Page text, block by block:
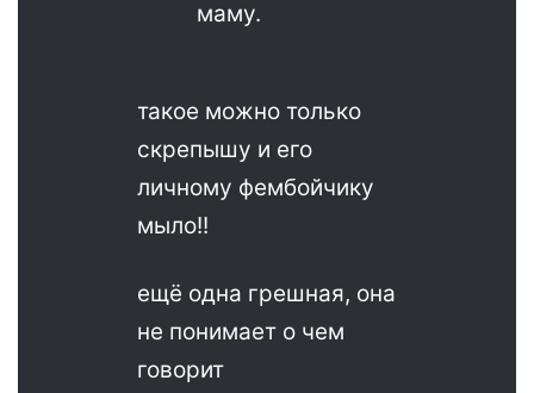
маму.
такое можно только
скрепышу и его
личному фембойчику
мыло!!
ещё одна грешная, она
не понимает о чем
говорит